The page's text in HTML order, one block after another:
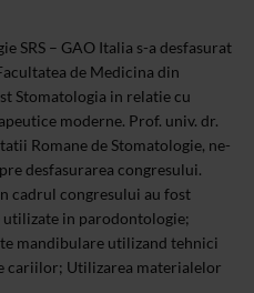
SRS – GAO Italia s-a desfasurat
de Medicina din
Stomatologia in relatie cu
moderne. Prof. univ. dr.
Romane de Stomatologie, ne-
desfasurarea congresului.
cadrul congresului au fost
in parodontologie;
mandibulare utilizand tehnici
cariilor; Utilizarea materialelor